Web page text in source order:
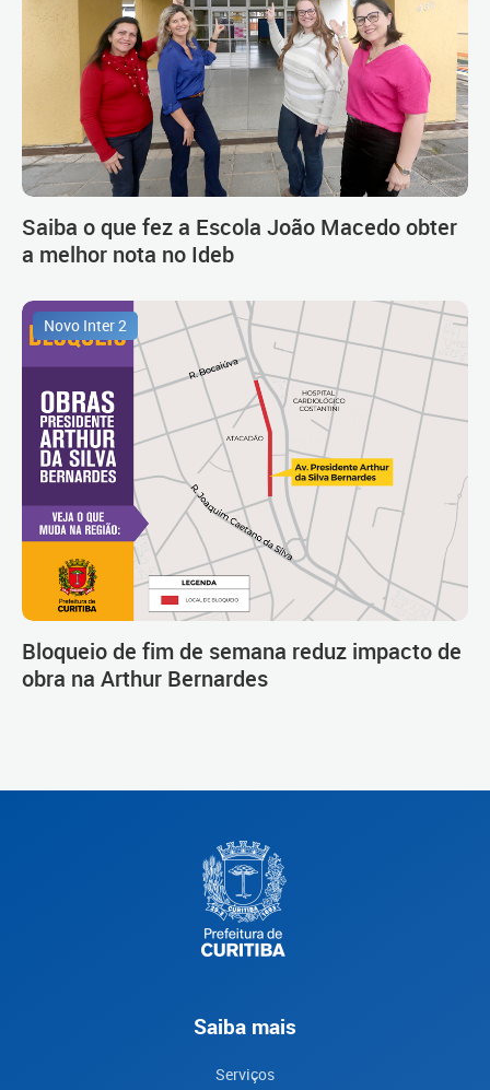
Saiba o que fez a Escola João Macedo obter
a melhor nota no Ideb
Novo Inter 2
Bloqueio de fim de semana reduz impacto de
obra na Arthur Bernardes
Saiba mais
Serviços